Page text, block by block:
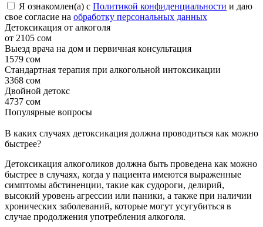
Я ознакомлен(а) с Политикой конфиденциальности и даю
свое согласие на обработку персональных данных
Детоксикация от алкоголя
от 2105 сом
Выезд врача на дом и первичная консультация
1579 сом
Стандартная терапия при алкогольной интоксикации
3368 сом
Двойной детокс
4737 сом
Популярные вопросы
В каких случаях детоксикация должна проводиться как можно
быстрее?
Детоксикация алкоголиков должна быть проведена как можно
быстрее в случаях, когда у пациента имеются выраженные
симптомы абстиненции, такие как судороги, делирий,
высокий уровень агрессии или паники, а также при наличии
хронических заболеваний, которые могут усугубиться в
случае продолжения употребления алкоголя.